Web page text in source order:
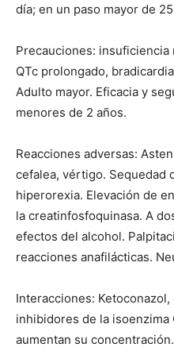
día; en un paso mayor de
Precauciones:
QTc prolongado,
Adulto mayor. Eficacia y
menores de 2 años.
Reacciones adversas:
cefalea, vértigo. Sequedad
hiperorexia. Elevación de
la creatinfosfoquinasa. A
efectos del alcohol.
reacciones anafilácticas.
Interacciones:
inhibidores de la isoenzima
aumentan su concentración.